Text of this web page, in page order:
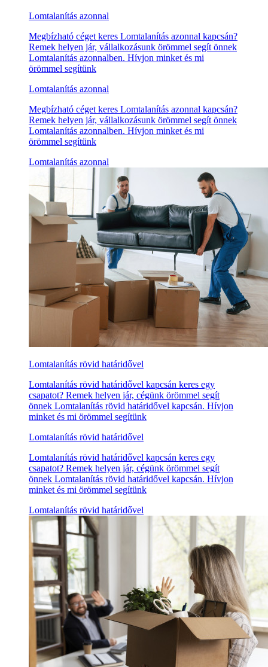
Lomtalanítás azonnal
Megbízható céget keres Lomtalanítás azonnal kapcsán?
Remek helyen jár, vállalkozásunk örömmel segít önnek
Lomtalanítás azonnalben. Hívjon minket és mi
örömmel segítünk
Lomtalanítás azonnal
Megbízható céget keres Lomtalanítás azonnal kapcsán?
Remek helyen jár, vállalkozásunk örömmel segít önnek
Lomtalanítás azonnalben. Hívjon minket és mi
örömmel segítünk
Lomtalanítás azonnal
Lomtalanítás rövid határidővel
Lomtalanítás rövid határidővel kapcsán keres egy
csapatot? Remek helyen jár, cégünk örömmel segít
önnek Lomtalanítás rövid határidővel kapcsán. Hívjon
minket és mi örömmel segítünk
Lomtalanítás rövid határidővel
Lomtalanítás rövid határidővel kapcsán keres egy
csapatot? Remek helyen jár, cégünk örömmel segít
önnek Lomtalanítás rövid határidővel kapcsán. Hívjon
minket és mi örömmel segítünk
Lomtalanítás rövid határidővel